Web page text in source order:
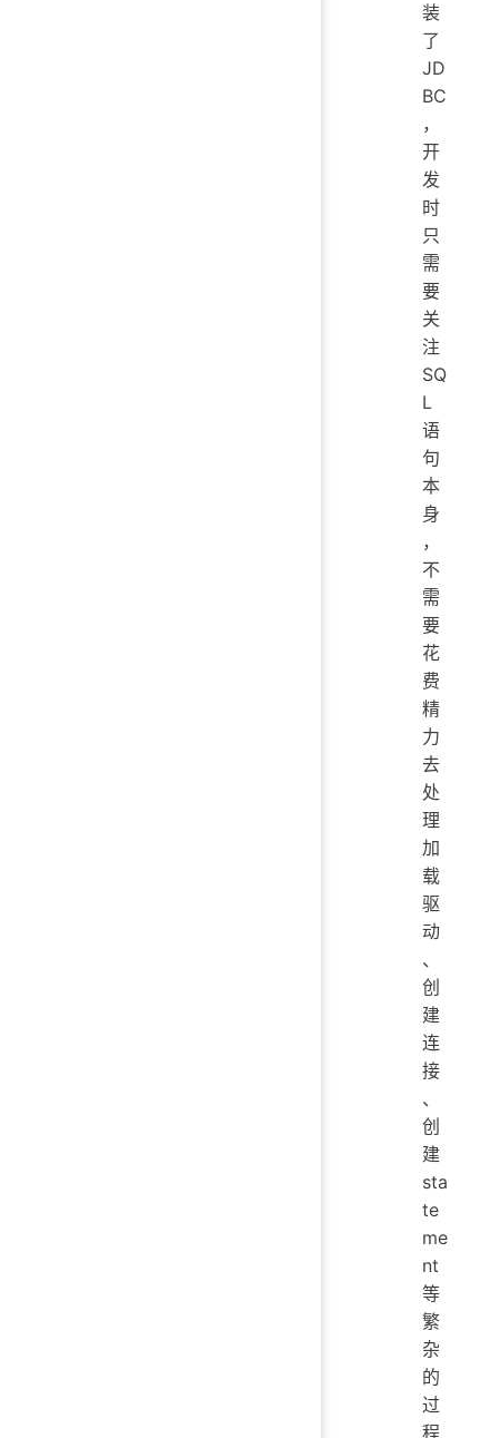
装
了
JD
BC
，
开
发
时
只
需
要
关
注
SQ
L
语
句
本
身
，
不
需
要
花
费
精
力
去
处
理
加
载
驱
动
、
创
建
连
接
、
创
建
sta
te
me
nt
等
繁
杂
的
过
程